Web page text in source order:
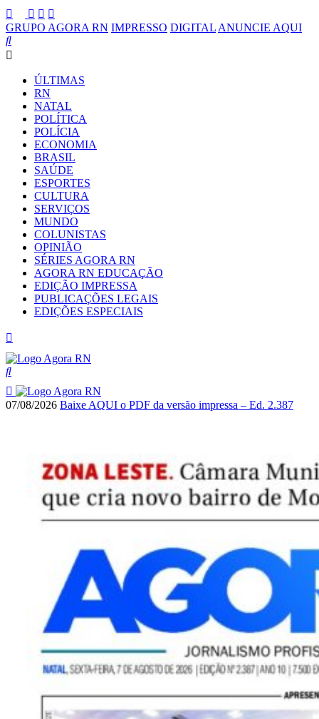
GRUPO AGORA RN IMPRESSO DIGITAL ANUNCIE AQUI
ÚLTIMAS
RN
NATAL
POLÍTICA
POLÍCIA
ECONOMIA
BRASIL
SAÚDE
ESPORTES
CULTURA
SERVIÇOS
MUNDO
COLUNISTAS
OPINIÃO
SÉRIES AGORA RN
AGORA RN EDUCAÇÃO
EDIÇÃO IMPRESSA
PUBLICAÇÕES LEGAIS
EDIÇÕES ESPECIAIS
07/08/2026 Baixe AQUI o PDF da versão impressa – Ed. 2.387